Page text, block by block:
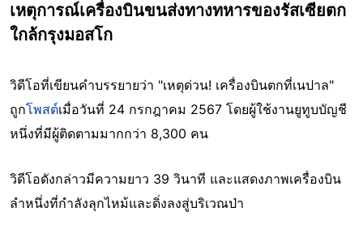
เหตุการณ์เครื่องบินขนส่งทางทหารของรัสเซียตก
ใกล้กรุงมอสโก
วิดีโอที่เขียนคำบรรยายว่า "เหตุด่วน! เครื่องบินตกที่เนปาล"
ถูกโพสต์เมื่อวันที่ 24 กรกฎาคม 2567 โดยผู้ใช้งานยูทูบบัญชี
หนึ่งที่มีผู้ติดตามมากกว่า 8,300 คน
วิดีโอดังกล่าวมีความยาว 39 วินาที และแสดงภาพเครื่องบิน
ลำหนึ่งที่กำลังลุกไหม้และดิ่งลงสู่บริเวณป่า